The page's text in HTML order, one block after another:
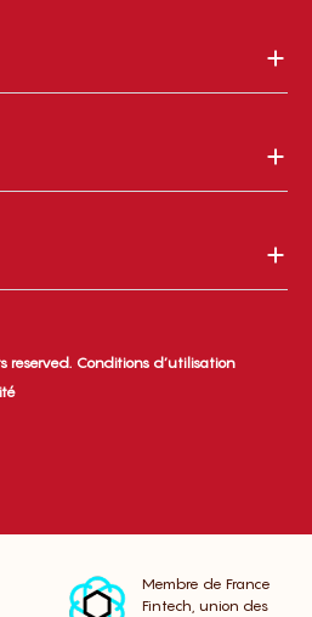
reserved. Conditions d’utilisation
Membre de France
Fintech, union des